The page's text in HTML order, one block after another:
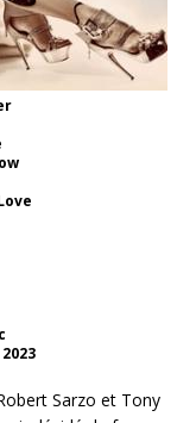
Sarzo et Tony